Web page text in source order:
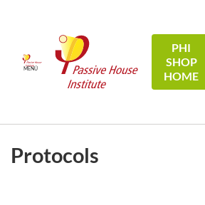
MENÚ
PHI
SHOP
HOME
Protocols